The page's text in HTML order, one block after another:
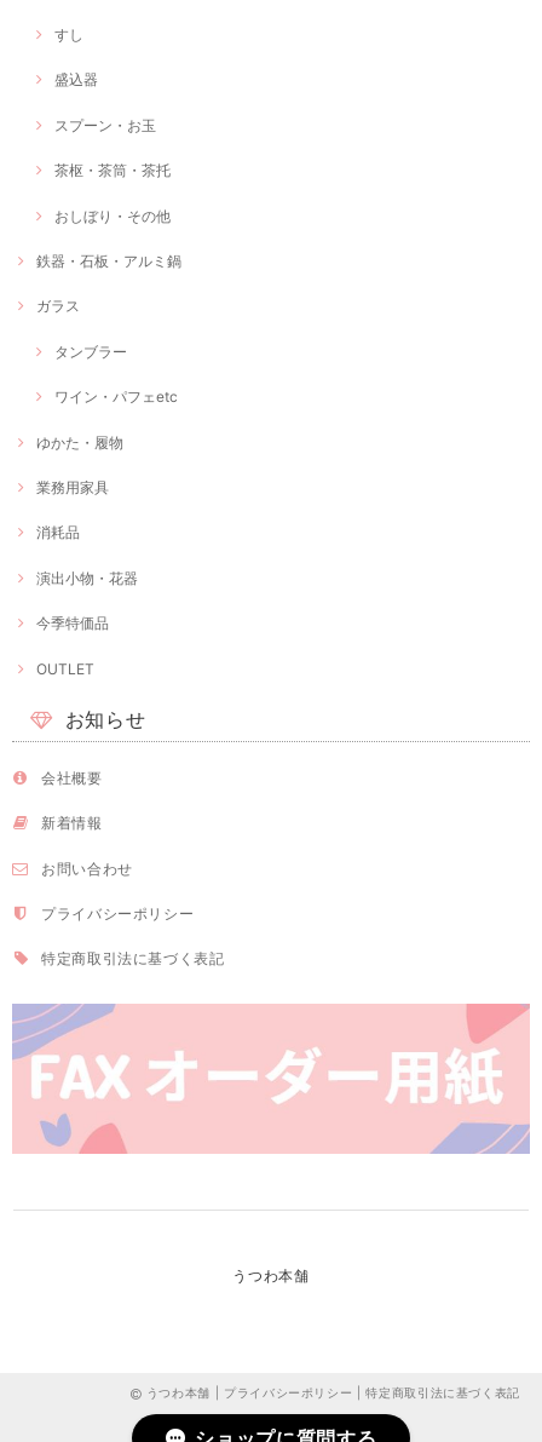
すし
盛込器
スプーン・お玉
茶枢・茶筒・茶托
おしぼり・その他
鉄器・石板・アルミ鍋
ガラス
タンブラー
ワイン・パフェetc
ゆかた・履物
業務用家具
消耗品
演出小物・花器
今季特価品
OUTLET
お知らせ
会社概要
新着情報
お問い合わせ
プライバシーポリシー
特定商取引法に基づく表記
うつわ本舗
うつわ本舗 | プライバシーポリシー |特定商取引法に基づく表記